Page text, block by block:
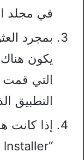
في مجلد
يكون هناك
التي قمت
التطبيق
إذا كانت
“Package Installer”.